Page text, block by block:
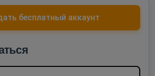
бесплатный аккаунт